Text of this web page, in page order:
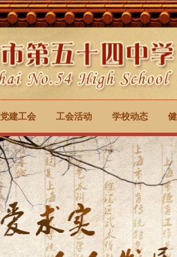
党建工会 工会活动 学校动态